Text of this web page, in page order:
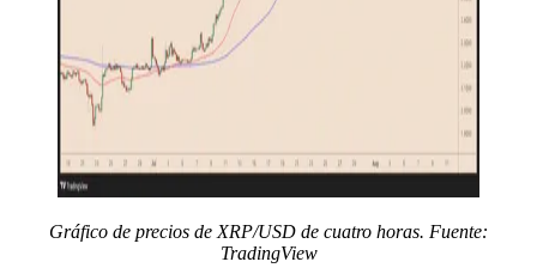
Gráfico de precios de XRP/USD de cuatro horas. Fuente:
TradingView